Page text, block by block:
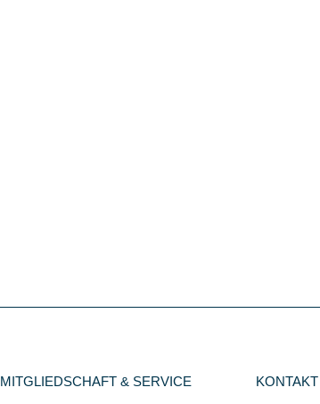
MITGLIEDSCHAFT & SERVICE KONTAKT